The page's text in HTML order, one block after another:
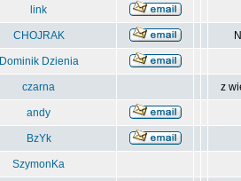
link
CHOJRAK
Dominik Dzienia
czarna z
andy
BzYk
SzymonKa